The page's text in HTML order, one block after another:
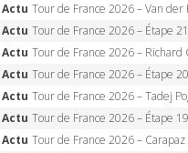
Actu Tour de France 2026 – Van der Poel monumental à Paris, Pogacar égale le
Actu Tour de France 2026 – Étape 21 : Van der Poel, Pogacar, qui succédera à Wout van Aert
Actu Tour de France 2026 – Richard Carapaz roi des Alpes, doublé et maillot à pois,
Actu Tour de France 2026 – Étape 20 : L’étape reine, Galibier, Sarenne, Alpe d’Huez, qui
Actu Tour de France 2026 – Tadej Pogacar dompte l’Alpe d’Huez, 5e victoire,
Actu Tour de France 2026 – Étape 19 : Pogacar peut-il enfin dompter
Actu Tour de France 2026 – Carapaz en solitaire à Orcières-Merlette, Paret-Peintre à un